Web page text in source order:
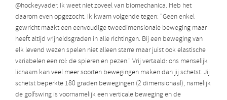
@hockeyvader. Ik weet niet zoveel van biomechanica. Heb het
daarom even opgezocht. Ik kwam volgende tegen: "Geen enkel
gewricht maakt een eenvoudige tweedimensionale beweging maar
heeft altijd vrijheidsgraden in alle richtingen. Bij een beweging van
elk levend wezen spelen niet alleen starre maar juist ook elastische
variabelen een rol: de spieren en pezen." Vrij vertaald: ons menselijk
lichaam kan veel meer soorten bewegingen maken dan jij schetst. Jij
schetst beperkte 180 graden bewegingen (2 dimensionaal), namelijk
de golfswing is voornamelijk een verticale beweging en de